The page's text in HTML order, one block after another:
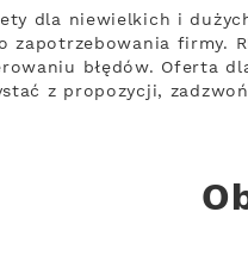
dla niewielkich i
zapotrzebowania firmy.
błędów. Oferta
z propozycji,